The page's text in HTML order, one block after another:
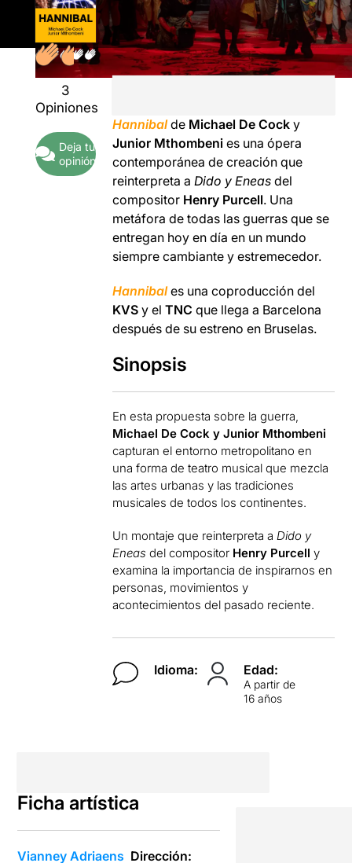
3
Opiniones
Deja tu
opinión
Hannibal de Michael De Cock y
Junior Mthombeni es una ópera
contemporánea de creación que
reinterpreta aDido y Eneas del
compositor Henry Purcell. Una
metáfora de todas las guerras que se
entregan hoy en día en un mundo
siempre cambiante y estremecedor.
Hannibal es una coproducción del
KVS y el TNC que llega a Barcelona
después de su estreno en Bruselas.
Sinopsis
En esta propuesta sobre la guerra,
Michael De Cock y Junior Mthombeni
capturan el entorno metropolitano en
una forma de teatro musical que mezcla
las artes urbanas y las tradiciones
musicales de todos los continentes.
Un montaje que reinterpreta a Dido y
Eneas del compositor Henry Purcell y
examina la importancia de inspirarnos en
personas, movimientos y
acontecimientos del pasado reciente.
Idioma: Edad:
A partir de
16 años
Ficha artística
Vianney Adriaens Dirección: